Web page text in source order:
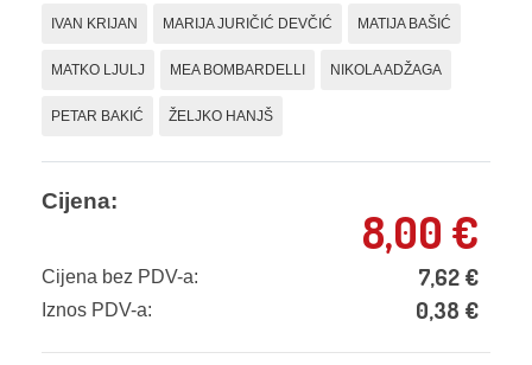
IVAN KRIJAN MARIJA JURIČIĆ DEVČIĆ MATIJA BAŠIĆ
MATKO LJULJ MEA BOMBARDELLI NIKOLA ADŽAGA
PETAR BAKIĆ ŽELJKO HANJŠ
Cijena:
8,00 €
Cijena bez PDV-a: 7,62 €
Iznos PDV-a: 0,38 €